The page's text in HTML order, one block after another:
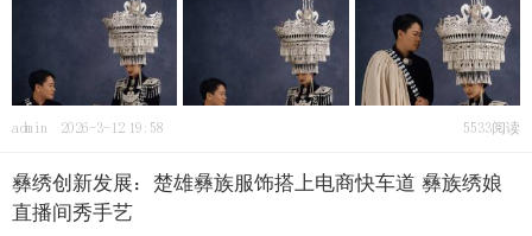
admin 2026-3-12 19:58 5533阅读
彝绣创新发展：楚雄彝族服饰搭上电商快车道 彝族绣娘
直播间秀手艺